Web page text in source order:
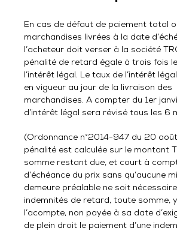
En cas de défaut de paiement total
marchandises livrées à la date
l’acheteur doit verser à la société
pénalité de retard égale à trois fois
l’intérêt légal. Le taux de l’intérêt
en vigueur au jour de la livraison des
marchandises. A compter du 1er
d’intérêt légal sera révisé tous les 6
(Ordonnance n°2014-947 du 20
pénalité est calculée sur le montant
somme restant due, et court à
d’échéance du prix sans qu’aucune
demeure préalable ne soit
indemnités de retard, toute somme,
l’acompte, non payée à sa date
de plein droit le paiement d’une